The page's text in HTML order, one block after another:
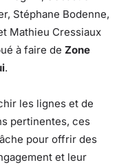
Stéphane Bodenne,
Mathieu Cressiaux
à faire de Zone
.
les lignes et de
pertinentes, ces
pour offrir des
et leur